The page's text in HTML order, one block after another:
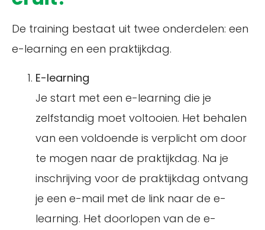
De training bestaat uit twee onderdelen: een
e-learning en een praktijkdag.
E-learning
Je start met een e-learning die je
zelfstandig moet voltooien. Het behalen
van een voldoende is verplicht om door
te mogen naar de praktijkdag. Na je
inschrijving voor de praktijkdag ontvang
je een e-mail met de link naar de e-
learning. Het doorlopen van de e-